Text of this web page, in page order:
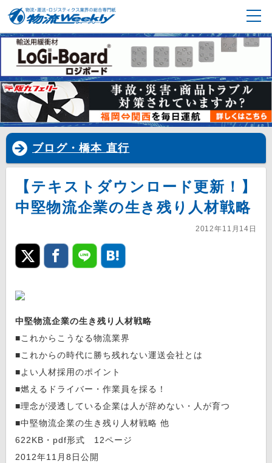
ブログ・橋本 直行
【テキストダウンロード更新！】
中堅物流企業の生き残り人材戦略
2012年11月14日
中堅物流企業の生き残り人材戦略
■これからこうなる物流業界
■これからの時代に勝ち残れない運送会社とは
■よい人材採用のポイント
■燃えるドライバー・作業員を採る！
■理念が浸透している企業は人が辞めない・人が育つ
■中堅物流企業の生き残り人材戦略 他
622KB・pdf形式 12ページ
2012年11月8日公開